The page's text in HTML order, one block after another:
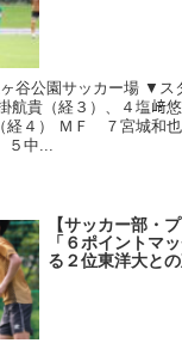
谷公園サッカー場 ▼
航貴（経３）、４塩﨑
経４） ＭＦ ７宮城和
中...
【サッカー部・
「６ポイントマ
る２位東洋大と